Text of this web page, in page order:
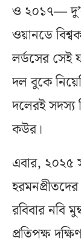
ও ২০১৭—
ওয়ানডে
লর্ডসের সেই
দল বুকে
দলেরই সদস্য
কউর।
এবার, ২০২৫
রবিবার নবি
প্রতিপক্ষ